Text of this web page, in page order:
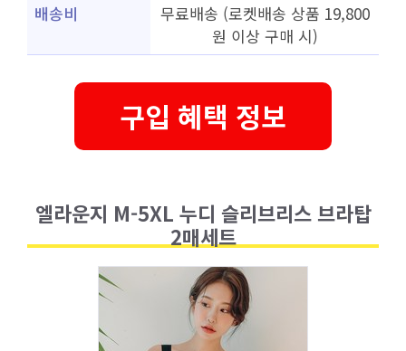
배송비
무료배송 (로켓배송 상품 19,800
원 이상 구매 시)
구입 혜택 정보
엘라운지 M-5XL 누디 슬리브리스 브라탑
2매세트